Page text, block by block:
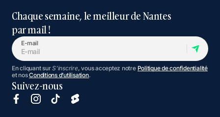
Chaque semaine, le meilleur de Nantes
par mail !
E-mail
En cliquant surS'inscrire, vous acceptez notre Politique de confidentialité
et nosConditions d’utilisation.
Suivez-nous